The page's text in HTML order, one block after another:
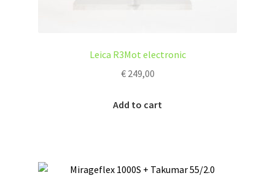
Leica R3Mot electronic
€249,00
Add to cart